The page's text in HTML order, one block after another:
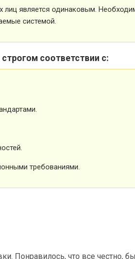
является одинаковым.
системой.
соответствии с:
требованиями.
Понравилось, что все честно,